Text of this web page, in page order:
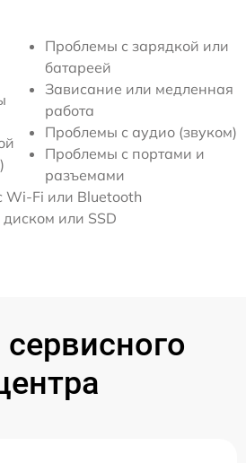
Проблемы с зарядкой или
батареей
Зависание или медленная
работа
Проблемы с аудио (звуком)
Проблемы с портами и
разъемами
Wi-Fi или Bluetooth
или SSD